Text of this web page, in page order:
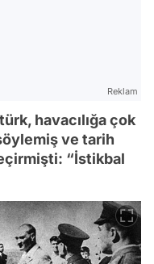
Reklam
havacılığa çok
ve tarih
“İstikbal